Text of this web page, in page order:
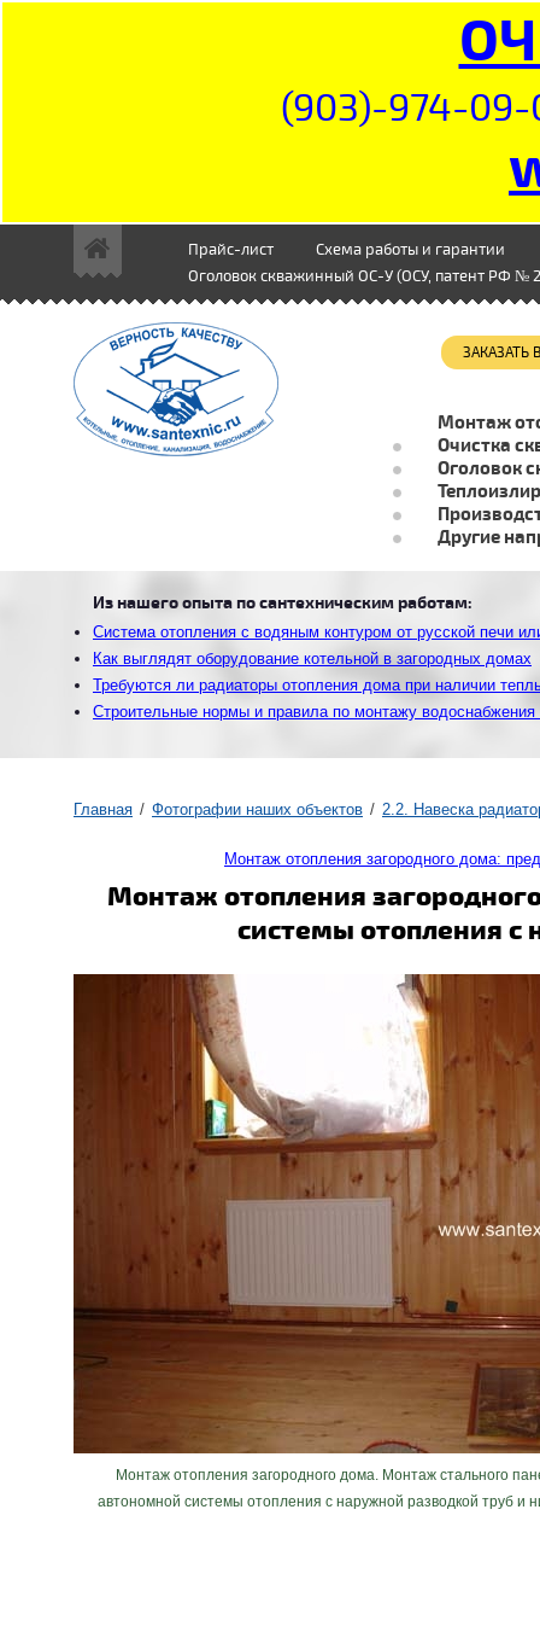
(903)-974-09-
Главная Фотографии наших объектов 2.2. Навеска
Монтаж отопления загородного дома:
Монтаж отопления
системы отопления
Монтаж отопления загородного дома. Монтаж стального
автономной системы отопления с наружной разводкой труб и
Прайс-лист
Схема работы и гарантии
Оголовок скважинный ОС-У (ОСУ, патент РФ №
Монтаж
Очистка
Оголовок
Другие
Из нашего опыта по сантехническим работам:
Система отопления с водяным контуром от русской печи
Как выглядят оборудование котельной в загородных домах
Требуются ли радиаторы отопления дома при наличии
Строительные нормы и правила по монтажу водоснабжения